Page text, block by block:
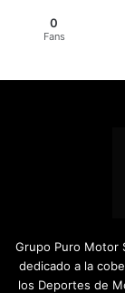
0
Fans
Grupo Puro Motor
dedicado a la
los Deportes de